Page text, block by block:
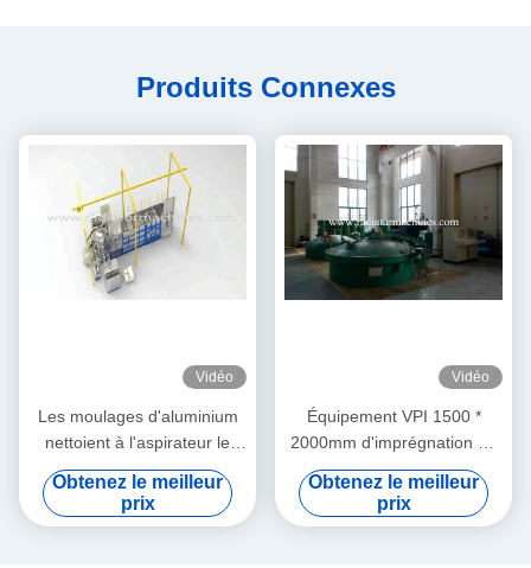
Produits Connexes
Vidéo
Les moulages d'aluminium
nettoient à l'aspirateur le
diamètre maximum
d'équipement d'imprégnation
de pression 1500 millimètres
Obtenez le meilleur
prix
Vidéo
Équipement VPI 1500 *
2000mm d'imprégnation de
pression de vide de résine
époxyde
Obtenez le meilleur
prix